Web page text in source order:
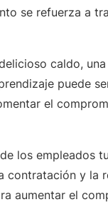
se refuerza a
caldo,
puede
el
los empleados
contratación y la
aumentar el